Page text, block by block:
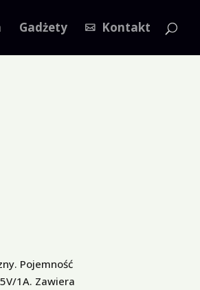
Gadżety Kontakt
Pojemność
1A. Zawiera